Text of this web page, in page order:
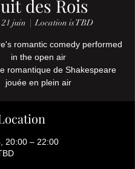
des Rois
juin
  |
Location is TBD
romantic comedy performed
in the open air
romantique de Shakespeare
jouée en plein air
20:00 – 22:00